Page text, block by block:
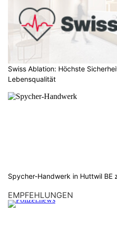
Swiss Ablation: Höchste
Lebensqualität
Spycher-Handwerk in Huttwil BE
EMPFEHLUNGEN